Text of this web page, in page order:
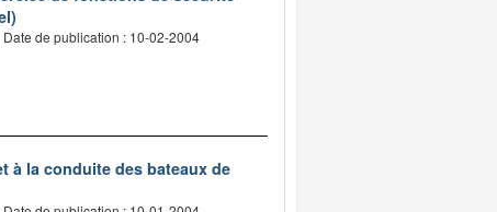
Date de publication : 10-02-2004
à la conduite des bateaux de